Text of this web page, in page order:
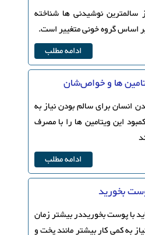
سالمترین نوشیدنی ها شناخته
اساس گروه خونی متغییر است.
ادامه مطلب
ها و خواص‌شان
انسان برای سالم بودن نیاز به
این ویتامین ها را با مصرف
ادامه مطلب
بخورید
با پوست بخوریددر بیشتر زمان
به کمی کار بیشتر مانند پخت و